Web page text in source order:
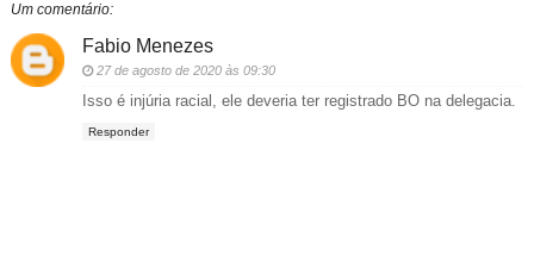
Um comentário:
Fabio Menezes
27 de agosto de 2020 às 09:30
Isso é injúria racial, ele deveria ter registrado BO na delegacia.
Responder